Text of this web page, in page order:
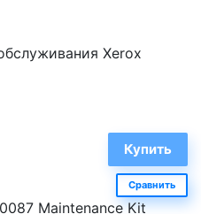
Xerox
Сравнить
Maintenance Kit